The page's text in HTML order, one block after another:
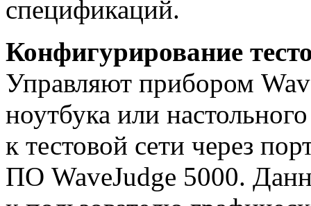
спецификаций.
Конфигурирование
Управляют прибором
ноутбука или
к тестовой сети через
ПО WaveJudge 5000.